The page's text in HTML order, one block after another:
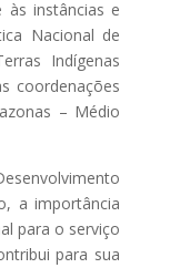
às instâncias e
Nacional de
Indígenas
coordenações
– Médio
a importância
para o serviço
para sua